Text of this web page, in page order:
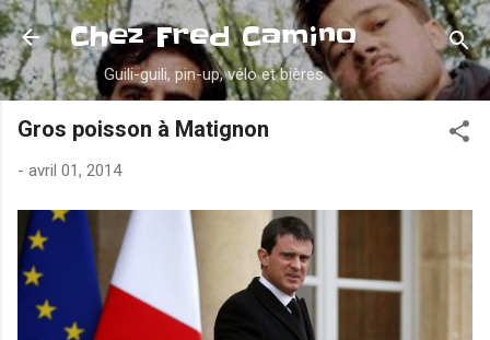
Accéder au contenu principal
Chez Fred Camino
Guili-guili, pin-up, vélo et bières
Gros poisson à Matignon
- avril 01, 2014